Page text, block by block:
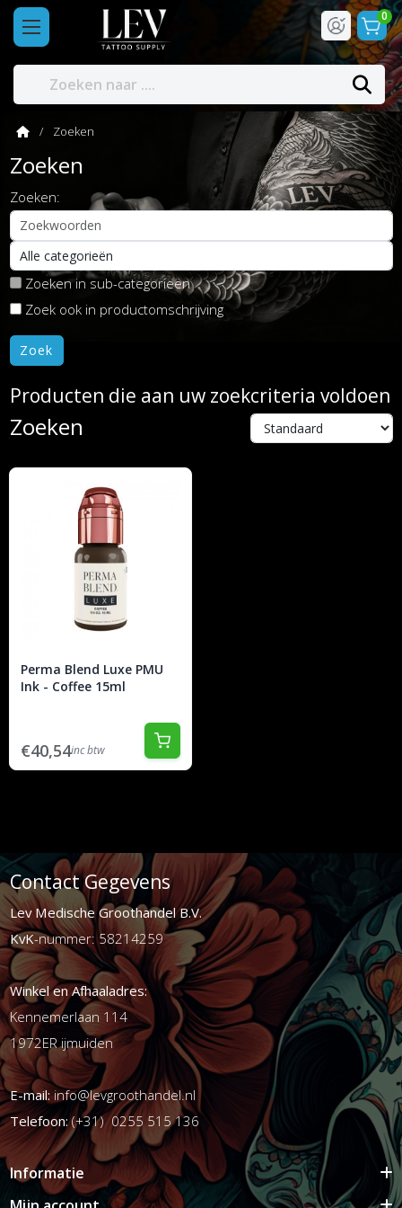
0
Zoeken
Zoeken
Zoeken:
Zoeken in sub-categorieën
Zoek ook in productomschrijving
Producten die aan uw zoekcriteria voldoen
Zoeken
Perma Blend Luxe PMU
Ink - Coffee 15ml
€40,54inc btw
Contact Gegevens
Lev Medische Groothandel B.V.
KvK-nummer: 58214259
Winkel en Afhaaladres:
Kennemerlaan 114
1972ER ijmuiden
E-mail:info@levgroothandel.nl
Telefoon:(+31) 0255 515 136
Informatie